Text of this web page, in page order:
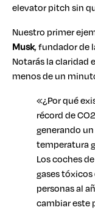
elevator pitch sin
Nuestro primer
Musk, fundador de
Notarás la claridad
menos de un
«¿Por qué
récord de
generando
temperatura
Los coches
gases
personas al
cambiar este